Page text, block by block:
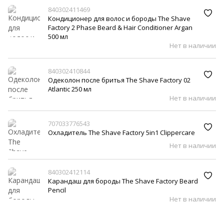
840302411469
Кондиционер для волос и бороды The Shave
Factory 2 Phase Beard & Hair Conditioner Argan
500 мл
Нет в наличии
840302410844
Одеколон после бритья The Shave Factory 02
Atlantic 250 мл
Нет в наличии
707033776543
Охладитель The Shave Factory 5in1 Clippercare
Нет в наличии
840302412114
Карандаш для бороды The Shave Factory Beard
Pencil
Нет в наличии